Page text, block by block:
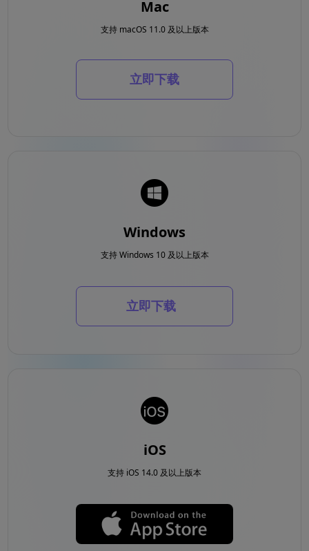
Mac
支持 macOS 11.0 及以上版本
立即下载
Windows
支持 Windows 10 及以上版本
立即下载
iOS
支持 iOS 14.0 及以上版本